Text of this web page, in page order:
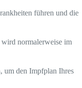
führen und die
normalerweise im
um den Impfplan Ihres